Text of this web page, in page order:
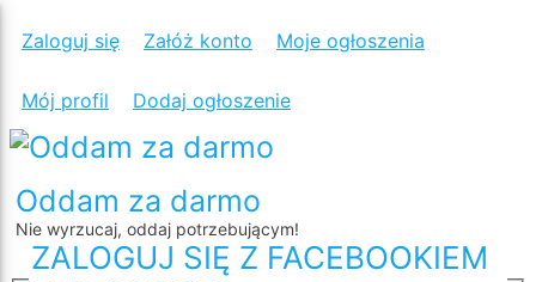
Zaloguj się Załóż konto Moje ogłoszenia
Mój profil Dodaj ogłoszenie
Oddam za darmo
Nie wyrzucaj, oddaj potrzebującym!
ZALOGUJ SIĘ Z FACEBOOKIEM